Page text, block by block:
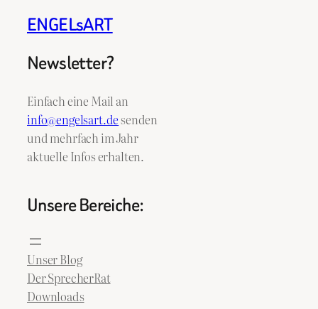
ENGELsART
Newsletter?
Einfach eine Mail an
info@engelsart.desenden
und mehrfach im Jahr
aktuelle Infos erhalten.
Unsere Bereiche:
Unser Blog
Der SprecherRat
Downloads